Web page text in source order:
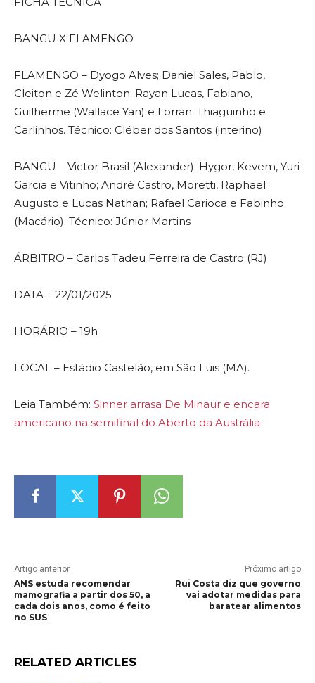
BANGU X FLAMENGO
FLAMENGO – Dyogo Alves; Daniel Sales, Pablo,
Cleiton e Zé Welinton; Rayan Lucas, Fabiano,
Guilherme (Wallace Yan) e Lorran; Thiaguinho e
Carlinhos. Técnico: Cléber dos Santos (interino)
BANGU – Victor Brasil (Alexander); Hygor, Kevem, Yuri
Garcia e Vitinho; André Castro, Moretti, Raphael
Augusto e Lucas Nathan; Rafael Carioca e Fabinho
(Macário). Técnico: Júnior Martins
ÁRBITRO – Carlos Tadeu Ferreira de Castro (RJ)
DATA – 22/01/2025
HORÁRIO – 19h
LOCAL – Estádio Castelão, em São Luis (MA).
Leia Também: Sinner arrasa De Minaur e encara
americano na semifinal do Aberto da Austrália
Artigo anterior
ANS estuda recomendar
mamografia a partir dos 50, a
cada dois anos, como é feito
no SUS
Próximo artigo
Rui Costa diz que governo
vai adotar medidas para
baratear alimentos
RELATED ARTICLES